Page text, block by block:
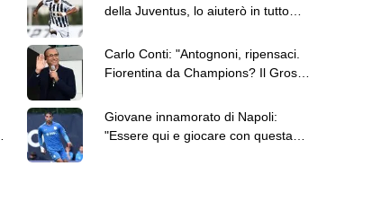
della Juventus, lo aiuterò in tutto
Carlo Conti: "Antognoni, ripensaci.
Fiorentina da Champions? Il Grosso
Giovane innamorato di Napoli:
"Essere qui e giocare con questa